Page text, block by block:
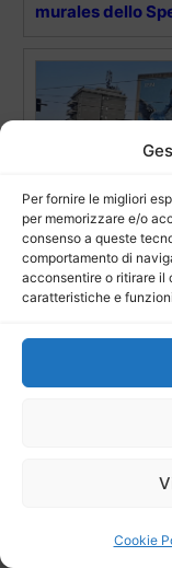
Per fornire le migliori
per memorizzare e/o
consenso a queste
comportamento di
acconsentire o ritirare il
caratteristiche e
Cookie
murales dello
Palermo,
nuovo murale
Palermo,
quartiere